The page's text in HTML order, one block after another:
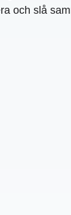
och slå